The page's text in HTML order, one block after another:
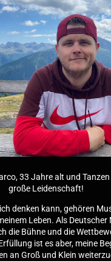
33 Jahre alt und
große Leidenschaft!
denken kann, gehören
Leben. Als Deutscher
die Bühne und die
ist es aber, meine
an Groß und Klein